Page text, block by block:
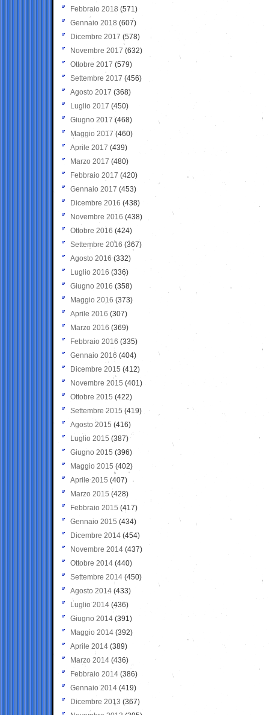
Febbraio 2018 (571)
Gennaio 2018 (607)
Dicembre 2017 (578)
Novembre 2017 (632)
Ottobre 2017 (579)
Settembre 2017 (456)
Agosto 2017 (368)
Luglio 2017 (450)
Giugno 2017 (468)
Maggio 2017 (460)
Aprile 2017 (439)
Marzo 2017 (480)
Febbraio 2017 (420)
Gennaio 2017 (453)
Dicembre 2016 (438)
Novembre 2016 (438)
Ottobre 2016 (424)
Settembre 2016 (367)
Agosto 2016 (332)
Luglio 2016 (336)
Giugno 2016 (358)
Maggio 2016 (373)
Aprile 2016 (307)
Marzo 2016 (369)
Febbraio 2016 (335)
Gennaio 2016 (404)
Dicembre 2015 (412)
Novembre 2015 (401)
Ottobre 2015 (422)
Settembre 2015 (419)
Agosto 2015 (416)
Luglio 2015 (387)
Giugno 2015 (396)
Maggio 2015 (402)
Aprile 2015 (407)
Marzo 2015 (428)
Febbraio 2015 (417)
Gennaio 2015 (434)
Dicembre 2014 (454)
Novembre 2014 (437)
Ottobre 2014 (440)
Settembre 2014 (450)
Agosto 2014 (433)
Luglio 2014 (436)
Giugno 2014 (391)
Maggio 2014 (392)
Aprile 2014 (389)
Marzo 2014 (436)
Febbraio 2014 (386)
Gennaio 2014 (419)
Dicembre 2013 (367)